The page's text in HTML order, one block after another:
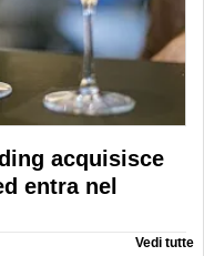
acquisisce
entra nel
Vedi tutte